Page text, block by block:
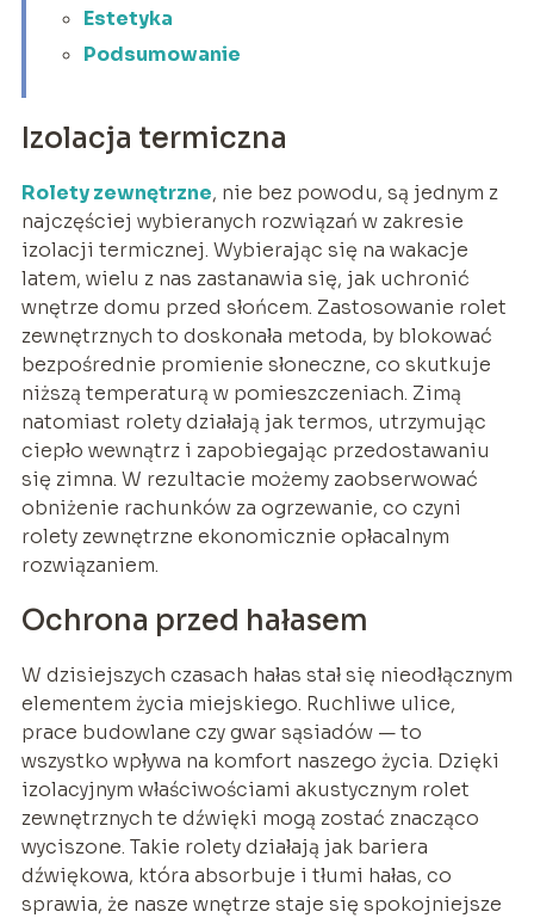
Estetyka
Podsumowanie
Izolacja termiczna
Rolety zewnętrzne, nie bez powodu, są jednym z
najczęściej wybieranych rozwiązań w zakresie
izolacji termicznej. Wybierając się na wakacje
latem, wielu z nas zastanawia się, jak uchronić
wnętrze domu przed słońcem. Zastosowanie rolet
zewnętrznych to doskonała metoda, by blokować
bezpośrednie promienie słoneczne, co skutkuje
niższą temperaturą w pomieszczeniach. Zimą
natomiast rolety działają jak termos, utrzymując
ciepło wewnątrz i zapobiegając przedostawaniu
się zimna. W rezultacie możemy zaobserwować
obniżenie rachunków za ogrzewanie, co czyni
rolety zewnętrzne ekonomicznie opłacalnym
rozwiązaniem.
Ochrona przed hałasem
W dzisiejszych czasach hałas stał się nieodłącznym
elementem życia miejskiego. Ruchliwe ulice,
prace budowlane czy gwar sąsiadów — to
wszystko wpływa na komfort naszego życia. Dzięki
izolacyjnym właściwościami akustycznym rolet
zewnętrznych te dźwięki mogą zostać znacząco
wyciszone. Takie rolety działają jak bariera
dźwiękowa, która absorbuje i tłumi hałas, co
sprawia, że nasze wnętrze staje się spokojniejsze